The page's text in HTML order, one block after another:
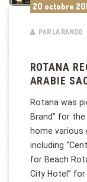
20 octobre
PAR LA RANDO
ROTANA
ARABIE
Rotana was
Brand” for
home various
including
for Beach
City Hotel” for